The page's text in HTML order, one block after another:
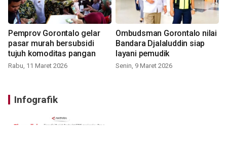
Pemprov Gorontalo gelar
pasar murah bersubsidi
tujuh komoditas pangan
Rabu, 11 Maret 2026
Ombudsman Gorontalo nilai
Bandara Djalaluddin siap
layani pemudik
Senin, 9 Maret 2026
Infografik